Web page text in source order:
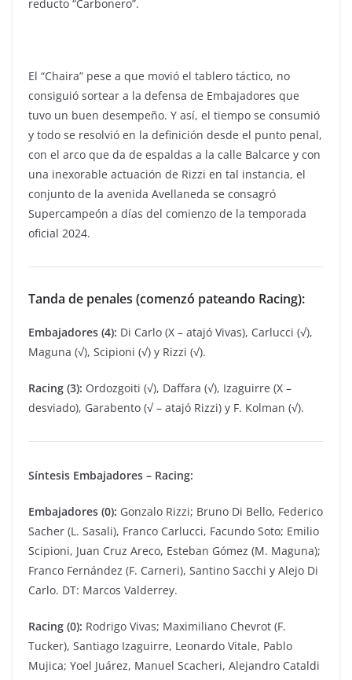
reducto “Carbonero”.
El “Chaira” pese a que movió el tablero táctico, no
consiguió sortear a la defensa de Embajadores que
tuvo un buen desempeño. Y así, el tiempo se consumió
y todo se resolvió en la definición desde el punto penal,
con el arco que da de espaldas a la calle Balcarce y con
una inexorable actuación de Rizzi en tal instancia, el
conjunto de la avenida Avellaneda se consagró
Supercampeón a días del comienzo de la temporada
oficial 2024.
Tanda de penales (comenzó pateando Racing):
Embajadores (4): Di Carlo (X – atajó Vivas), Carlucci (√),
Maguna (√), Scipioni (√) y Rizzi (√).
Racing (3): Ordozgoiti (√), Daffara (√), Izaguirre (X –
desviado), Garabento (√ – atajó Rizzi) y F. Kolman (√).
Síntesis Embajadores – Racing:
Embajadores (0): Gonzalo Rizzi; Bruno Di Bello, Federico
Sacher (L. Sasali), Franco Carlucci, Facundo Soto; Emilio
Scipioni, Juan Cruz Areco, Esteban Gómez (M. Maguna);
Franco Fernández (F. Carneri), Santino Sacchi y Alejo Di
Carlo. DT: Marcos Valderrey.
Racing (0): Rodrigo Vivas; Maximiliano Chevrot (F.
Tucker), Santiago Izaguirre, Leonardo Vitale, Pablo
Mujica; Yoel Juárez, Manuel Scacheri, Alejandro Cataldi